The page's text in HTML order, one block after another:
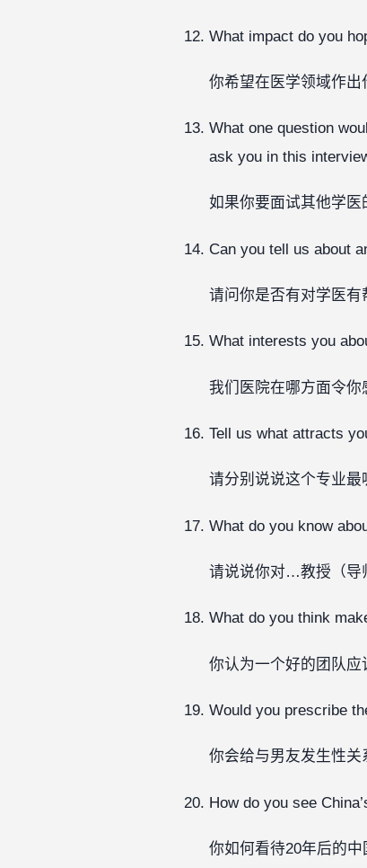
What impact do you
你希望在医学领域作出
What one question
ask you in this
如果你要面试其他学医
Can you tell us about
请问你是否有对学医有
What interests you
我们医院在哪方面令你
Tell us what attracts
请分别说说这个专业最
What do you know
请说说你对…教授（导
What do you think
你认为一个好的团队应
Would you prescribe
你会给与男友发生性关
How do you see
你如何看待20年后的中